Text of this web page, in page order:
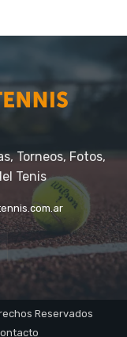
Torneos, Fotos,
Tenis
Reservados